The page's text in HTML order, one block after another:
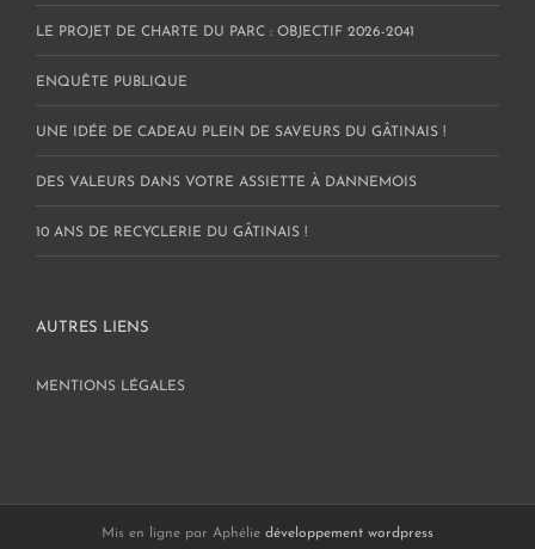
LE PROJET DE CHARTE DU PARC : OBJECTIF 2026-2041
ENQUÊTE PUBLIQUE
UNE IDÉE DE CADEAU PLEIN DE SAVEURS DU GÂTINAIS !
DES VALEURS DANS VOTRE ASSIETTE À DANNEMOIS
10 ANS DE RECYCLERIE DU GÂTINAIS !
AUTRES LIENS
MENTIONS LÉGALES
Mis en ligne par Aphélie développement wordpress